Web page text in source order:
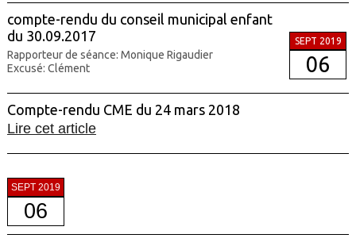
compte-rendu du conseil municipal enfant
du 30.09.2017
Rapporteur de séance: Monique Rigaudier
Excusé: Clément
SEPT 2019
06
Compte-rendu CME du 24 mars 2018
Lire cet article
SEPT 2019
06